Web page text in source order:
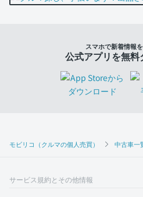
モビリコ（クルマの個人売買） 中古車一
スマホで新着情報
公式アプリを無料
サービス規約とその他情報